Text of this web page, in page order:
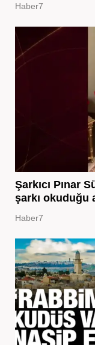
Haber7
Şarkıcı Pınar
şarkı okuduğu
Haber7